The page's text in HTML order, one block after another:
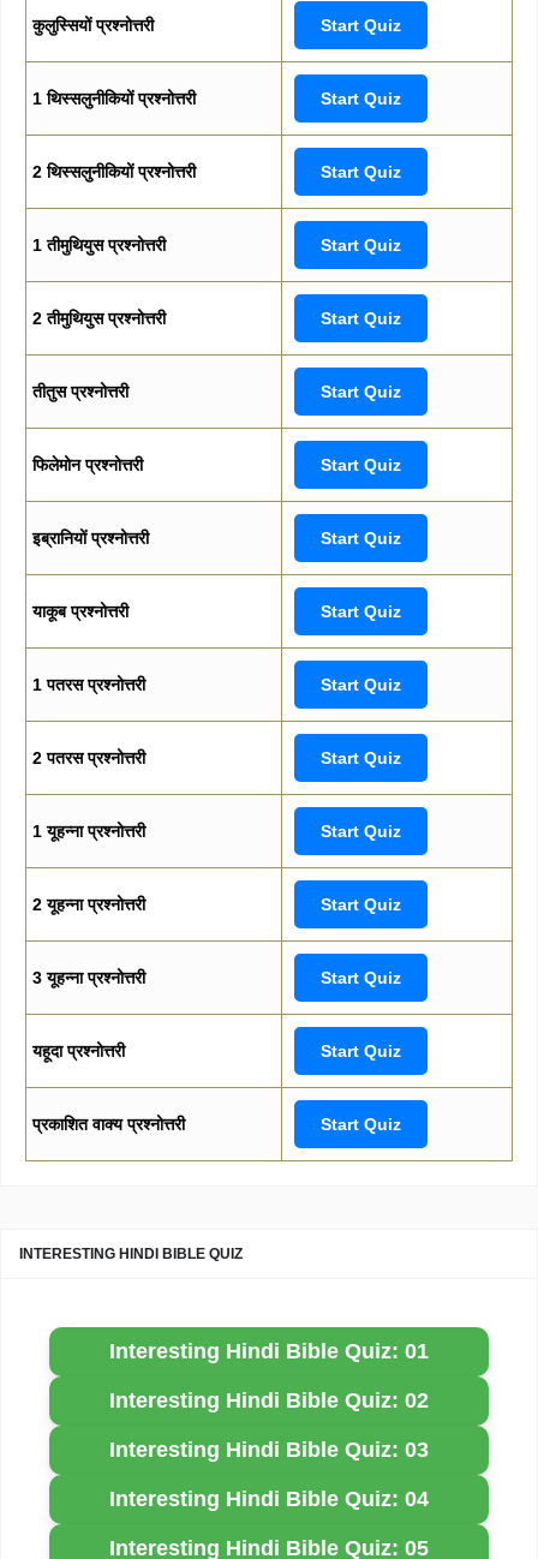
कुलुस्सियों प्रश्नोत्तरी Start Quiz
1 थिस्सलुनीकियों प्रश्नोत्तरी Start Quiz
2 थिस्सलुनीकियों प्रश्नोत्तरी Start Quiz
1 तीमुथियुस प्रश्नोत्तरी Start Quiz
2 तीमुथियुस प्रश्नोत्तरी Start Quiz
तीतुस प्रश्नोत्तरी Start Quiz
फिलेमोन प्रश्नोत्तरी Start Quiz
इब्रानियों प्रश्नोत्तरी Start Quiz
याकूब प्रश्नोत्तरी Start Quiz
1 पतरस प्रश्नोत्तरी Start Quiz
2 पतरस प्रश्नोत्तरी Start Quiz
1 यूहन्ना प्रश्नोत्तरी Start Quiz
2 यूहन्ना प्रश्नोत्तरी Start Quiz
3 यूहन्ना प्रश्नोत्तरी Start Quiz
यहूदा प्रश्नोत्तरी Start Quiz
प्रकाशित वाक्य प्रश्नोत्तरी Start Quiz
INTERESTING HINDI BIBLE QUIZ
Interesting Hindi Bible Quiz: 01
Interesting Hindi Bible Quiz: 02
Interesting Hindi Bible Quiz: 03
Interesting Hindi Bible Quiz: 04
Interesting Hindi Bible Quiz: 05